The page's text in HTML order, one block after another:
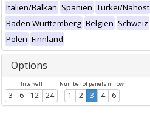
Italien/Balkan Spanien Türkei/Nahost
Baden Württemberg Belgien Schweiz
Polen Finnland
Options
Intervall
3 6 12 24
Number of panels in row
1 2 3 4 6